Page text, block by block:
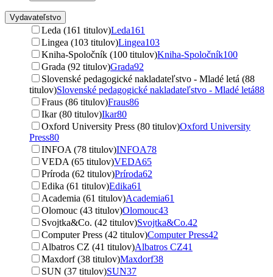
Vydavateľstvo
Leda (161 titulov)Leda161
Lingea (103 titulov)Lingea103
Kniha-Spoločník (100 titulov)Kniha-Spoločník100
Grada (92 titulov)Grada92
Slovenské pedagogické nakladateľstvo - Mladé letá (88
titulov)Slovenské pedagogické nakladateľstvo - Mladé letá88
Fraus (86 titulov)Fraus86
Ikar (80 titulov)Ikar80
Oxford University Press (80 titulov)Oxford University
Press80
INFOA (78 titulov)INFOA78
VEDA (65 titulov)VEDA65
Príroda (62 titulov)Príroda62
Edika (61 titulov)Edika61
Academia (61 titulov)Academia61
Olomouc (43 titulov)Olomouc43
Svojtka&Co. (42 titulov)Svojtka&Co.42
Computer Press (42 titulov)Computer Press42
Albatros CZ (41 titulov)Albatros CZ41
Maxdorf (38 titulov)Maxdorf38
SUN (37 titulov)SUN37